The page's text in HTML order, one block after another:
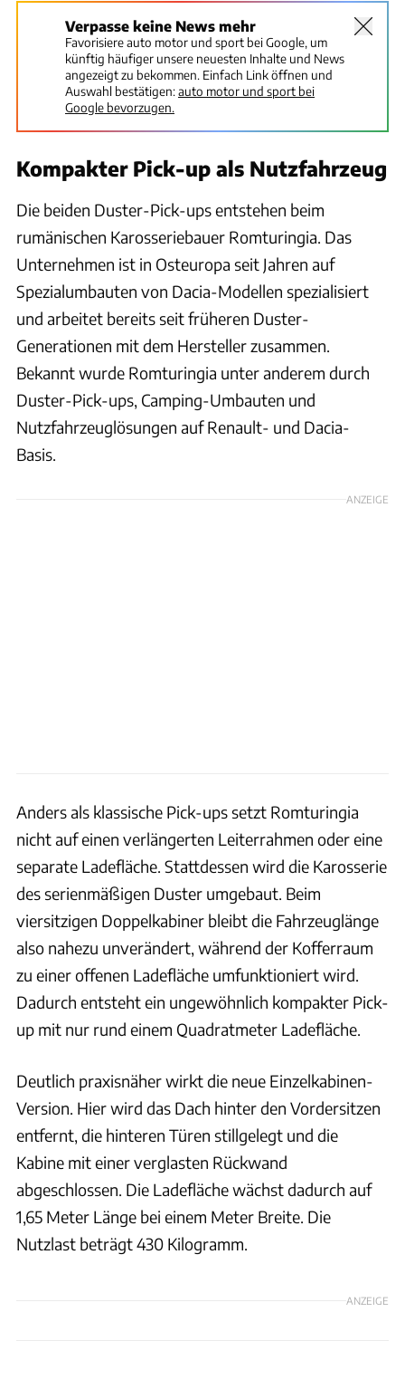
Verpasse keine News mehr
Favorisiere auto motor und sport bei Google, um
künftig häufiger unsere neuesten Inhalte und News
angezeigt zu bekommen. Einfach Link öffnen und
Auswahl bestätigen:auto motor und sport bei
Google bevorzugen.
Kompakter Pick-up als Nutzfahrzeug
Die beiden Duster-Pick-ups entstehen beim
rumänischen Karosseriebauer Romturingia. Das
Unternehmen ist in Osteuropa seit Jahren auf
Spezialumbauten von Dacia-Modellen spezialisiert
und arbeitet bereits seit früheren Duster-
Generationen mit dem Hersteller zusammen.
Bekannt wurde Romturingia unter anderem durch
Duster-Pick-ups, Camping-Umbauten und
Nutzfahrzeuglösungen auf Renault- und Dacia-
Basis.
ANZEIGE
Anders als klassische Pick-ups setzt Romturingia
nicht auf einen verlängerten Leiterrahmen oder eine
separate Ladefläche. Stattdessen wird die Karosserie
des serienmäßigen Duster umgebaut. Beim
viersitzigen Doppelkabiner bleibt die Fahrzeuglänge
also nahezu unverändert, während der Kofferraum
zu einer offenen Ladefläche umfunktioniert wird.
Dadurch entsteht ein ungewöhnlich kompakter Pick-
up mit nur rund einem Quadratmeter Ladefläche.
Deutlich praxisnäher wirkt die neue Einzelkabinen-
Version. Hier wird das Dach hinter den Vordersitzen
entfernt, die hinteren Türen stillgelegt und die
Kabine mit einer verglasten Rückwand
abgeschlossen. Die Ladefläche wächst dadurch auf
1,65 Meter Länge bei einem Meter Breite. Die
Nutzlast beträgt 430 Kilogramm.
ANZEIGE